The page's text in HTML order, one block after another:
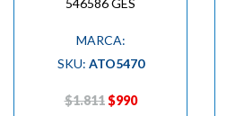
MARCA:
SKU: ATO5470
$1.811 $990